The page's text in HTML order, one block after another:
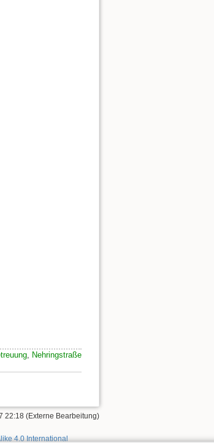
Nehringstraße
22:18 (Externe Bearbeitung)
4.0 International